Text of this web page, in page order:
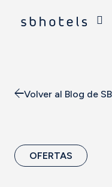
Volver al Blog de
OFERTAS